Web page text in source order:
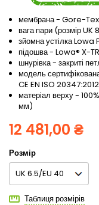
мембрана - Gore-Tex
вага пари (розмір UK
зйомна устілка
підошва - Lowa® X-
шнурівка - закриті
модель
CE EN ISO 20347:2012
матеріал верху -
мм)
12 481,00 ₴
Розмір
Таблиця розмірів